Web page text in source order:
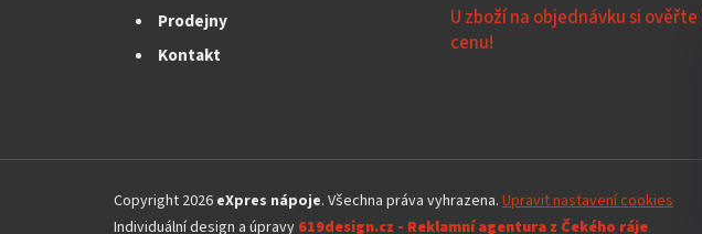
Prodejny
Kontakt
U zboží na objednávku si
cenu!
Copyright 2026 eXpres nápoje. Všechna práva vyhrazena. Upravit nastavení cookies
Individuální design a úpravy 619design.cz - Reklamní agentura z Čekého ráje